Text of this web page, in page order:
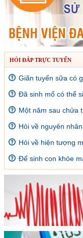
HỎI ĐÁP TRỰC TUYẾN
Giãn tuyến sữa có
Đã sinh mổ có thể
Một năm sau chửa
Hỏi về nguyên
Hỏi về hiện tượng
Để sinh con khỏe